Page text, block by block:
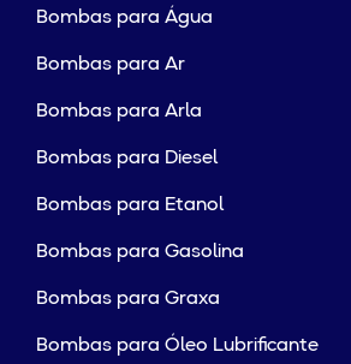
Bombas para Água
Bombas para Ar
Bombas para Arla
Bombas para Diesel
Bombas para Etanol
Bombas para Gasolina
Bombas para Graxa
Bombas para Óleo Lubrificante